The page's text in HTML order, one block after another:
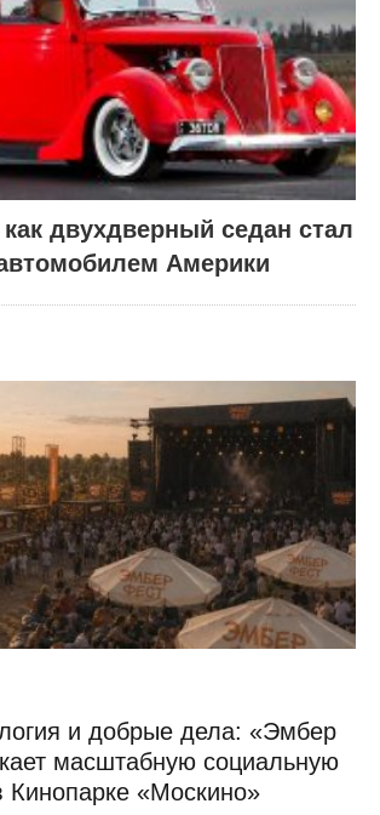
двухдверный седан стал
Америки
и добрые дела: «Эмбер
масштабную социальную
Кинопарке «Москино»